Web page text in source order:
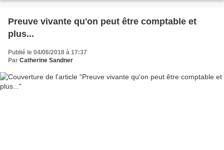
Preuve vivante qu'on peut être comptable et
plus...
Publié le 04/06/2018 à 17:37
Par Catherine Sandner